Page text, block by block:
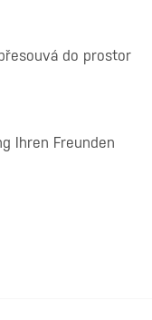
do prostor
Ihren Freunden